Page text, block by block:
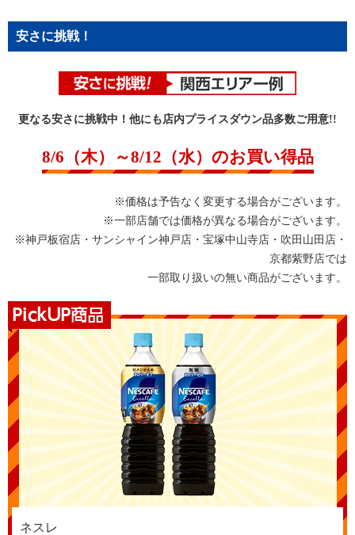
安さに挑戦！
更なる安さに挑戦中！他にも店内プライスダウン品多数ご用意!!
8/6（木）～8/12（水）のお買い得品
※価格は予告なく変更する場合がございます。
※一部店舗では価格が異なる場合がございます。
※神戸板宿店・サンシャイン神戸店・宝塚中山寺店・吹田山田店・
京都紫野店では
一部取り扱いの無い商品がございます。
ネスレ